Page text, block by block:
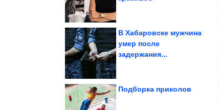
Аксессуары, которые не
В Хабаровске мужчина
умер после
задержания...
Подборка приколов